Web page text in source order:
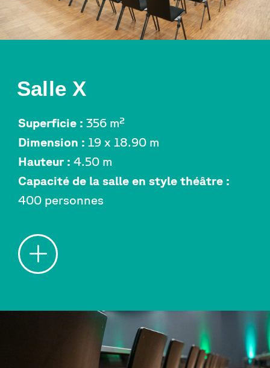
Salle X
Superficie : 356 m²
Dimension : 19 x 18.90 m
Hauteur : 4.50 m
Capacité de la salle en style théâtre :
400 personnes